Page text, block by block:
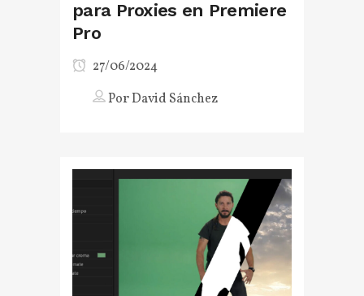
para Proxies en Premiere
Pro
27/06/2024
PorDavid Sánchez